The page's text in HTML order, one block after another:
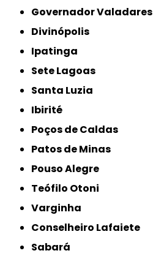
Governador Valadares
Divinópolis
Ipatinga
Sete Lagoas
Santa Luzia
Ibirité
Poços de Caldas
Patos de Minas
Pouso Alegre
Teófilo Otoni
Varginha
Conselheiro Lafaiete
Sabará